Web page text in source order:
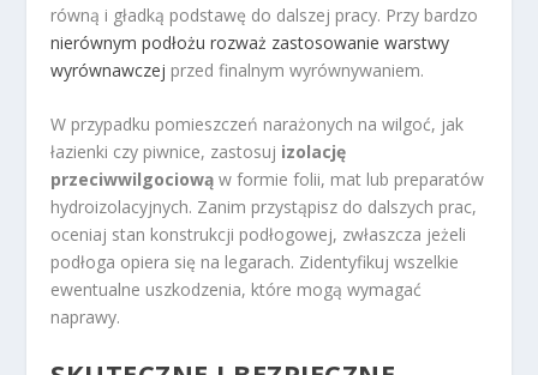
równą i gładką podstawę do dalszej pracy. Przy bardzo
nierównym podłożu rozważ zastosowanie warstwy
wyrównawczej przed finalnym wyrównywaniem.
W przypadku pomieszczeń narażonych na wilgoć, jak
łazienki czy piwnice, zastosuj izolację
przeciwwilgociową w formie folii, mat lub preparatów
hydroizolacyjnych. Zanim przystąpisz do dalszych prac,
oceniaj stan konstrukcji podłogowej, zwłaszcza jeżeli
podłoga opiera się na legarach. Zidentyfikuj wszelkie
ewentualne uszkodzenia, które mogą wymagać
naprawy.